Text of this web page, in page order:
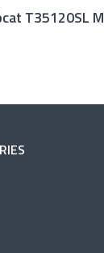
T35120SL